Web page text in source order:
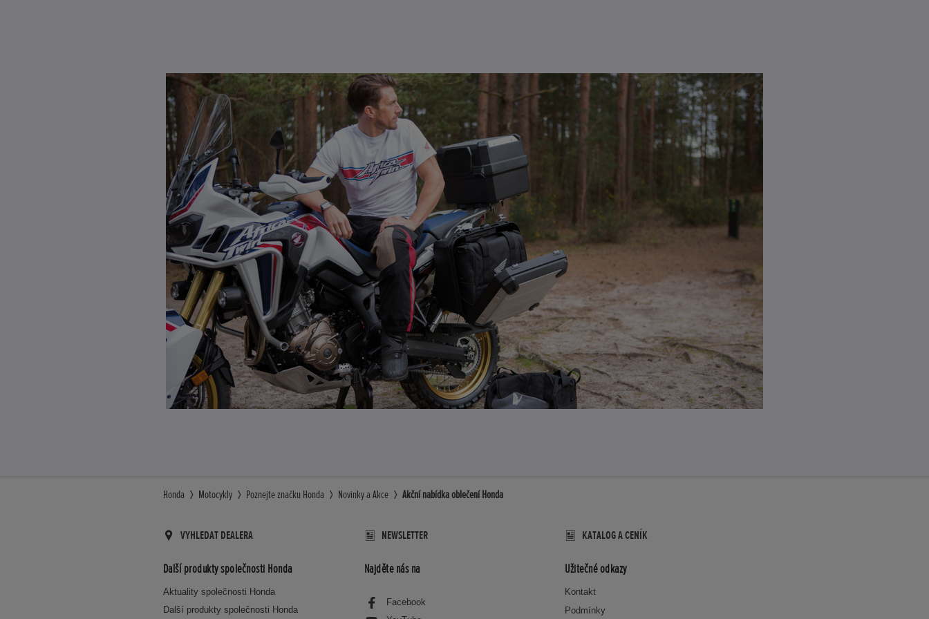
Honda Motocykly Poznejte značku Honda Novinky a Akce Akční nabídka oblečení Honda
VYHLEDAT DEALERA NEWSLETTER KATALOG A CENÍK
Další produkty společnosti Honda
Aktuality společnosti Honda
Další produkty společnosti Honda
Najděte nás na
Facebook
Užitečné odkazy
Kontakt
Podmínky